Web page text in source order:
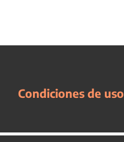
Condiciones de uso